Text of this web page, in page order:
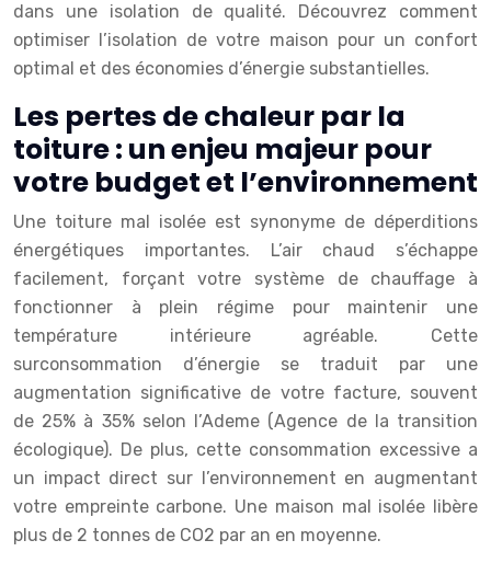
dans une isolation de qualité. Découvrez comment
optimiser l’isolation de votre maison pour un confort
optimal et des économies d’énergie substantielles.
Les pertes de chaleur par la
toiture : un enjeu majeur pour
votre budget et l’environnement
Une toiture mal isolée est synonyme de déperditions
énergétiques importantes. L’air chaud s’échappe
facilement, forçant votre système de chauffage à
fonctionner à plein régime pour maintenir une
température intérieure agréable. Cette
surconsommation d’énergie se traduit par une
augmentation significative de votre facture, souvent
de 25% à 35% selon l’Ademe (Agence de la transition
écologique). De plus, cette consommation excessive a
un impact direct sur l’environnement en augmentant
votre empreinte carbone. Une maison mal isolée libère
plus de 2 tonnes de CO2 par an en moyenne.